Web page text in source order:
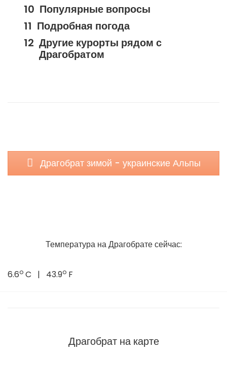
Популярные вопросы
Подробная погода
Другие курорты рядом с
Драгобратом
Драгобрат зимой - украинские Альпы
Температура на Драгобрате сейчас:
6.6o C | 43.9o F
Драгобрат на карте